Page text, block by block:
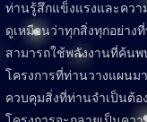
ท่านรู้สึกแข็งแรงและคว
ดูเหมือนว่าทุกสิ่งทุกอย่า
สามารถใช้พลังงานที่ค้นพ
โครงการที่ท่านวางแผนม
ควบคุมสิ่งที่ท่านจำเป็นต้อ